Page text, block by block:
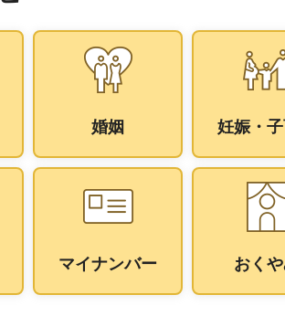
婚姻 妊娠・
マイナンバー おく